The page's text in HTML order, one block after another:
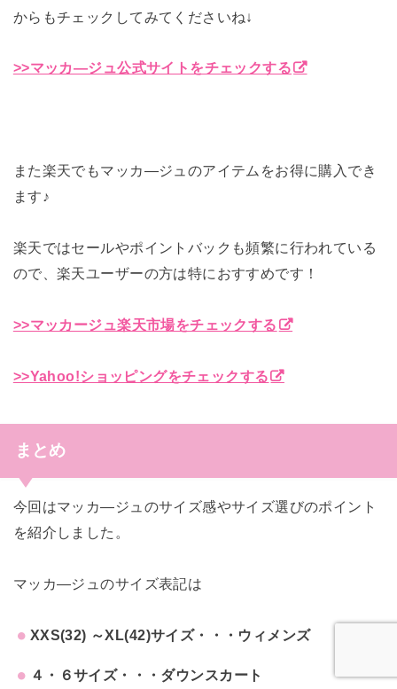
からもチェックしてみてくださいね↓
>>マッカ―ジュ公式サイトをチェックする
また楽天でもマッカ―ジュのアイテムをお得に購入でき
ます♪
楽天ではセールやポイントバックも頻繁に行われている
ので、楽天ユーザーの方は特におすすめです！
>>マッカージュ楽天市場をチェックする
>>Yahoo!ショッピングをチェックする
まとめ
今回はマッカ―ジュのサイズ感やサイズ選びのポイント
を紹介しました。
マッカ―ジュのサイズ表記は
XXS(32) ～XL(42)サイズ・・・ウィメンズ
４・６サイズ・・・ダウンスカート